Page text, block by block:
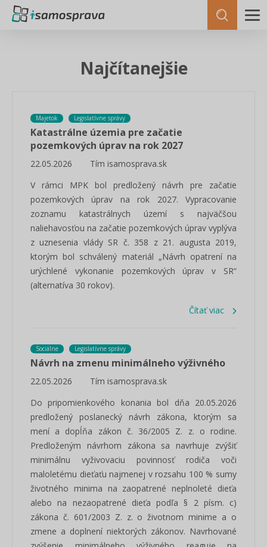
Najčítanejšie
Majetok Legislatívne správy
Katastrálne územia pre začatie
pozemkových úprav na rok 2027
22.05.2026
Tím isamosprava.sk
V rámci MPK bol predložený návrh pre začatie
pozemkových úprav na rok 2027. Vypracovanie
zoznamu katastrálnych území s najväčšou
naliehavosťou na začatie pozemkových úprav vyplýva
z uznesenia vlády SR č. 358 z 21. augusta 2019,
ktorým bol schválený materiál „Návrh opatrení na
urýchlené vykonanie pozemkových úprav v SR“
(alternatíva 30 rokov).
Čítať viac
Sociálne Legislatívne správy
Návrh na zmenu minimálneho výživného
22.05.2026
Tím isamosprava.sk
Do pripomienkového konania bol dňa 20.05.2026
predložený poslanecký návrh zákona, ktorým sa
mení a dopĺňa zákon č. 36/2005 Z. z. o rodine.
Predloženým návrhom zákona sa navrhuje zvýšiť
minimálnu vyživovaciu povinnosť rodiča voči
maloletému dieťaťu najmenej v rozsahu 100 % sumy
životného minima na zaopatrené neplnoleté dieťa
alebo na nezaopatrené dieťa podľa § 2 písm. c)
zákona č. 601/2003 Z. z. o životnom minime a o
zmene a doplnení niektorých zákonov. Navrhované